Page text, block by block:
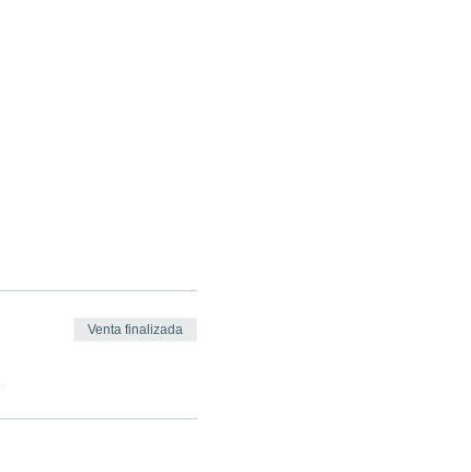
Venta finalizada